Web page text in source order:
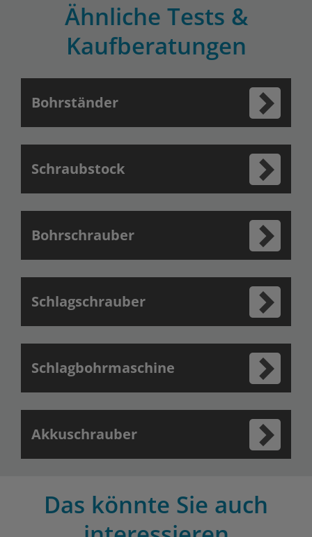
Ähnliche Tests &
Kaufberatungen
Bohrständer
Schraubstock
Bohrschrauber
Schlagschrauber
Schlagbohrmaschine
Akkuschrauber
Das könnte Sie auch